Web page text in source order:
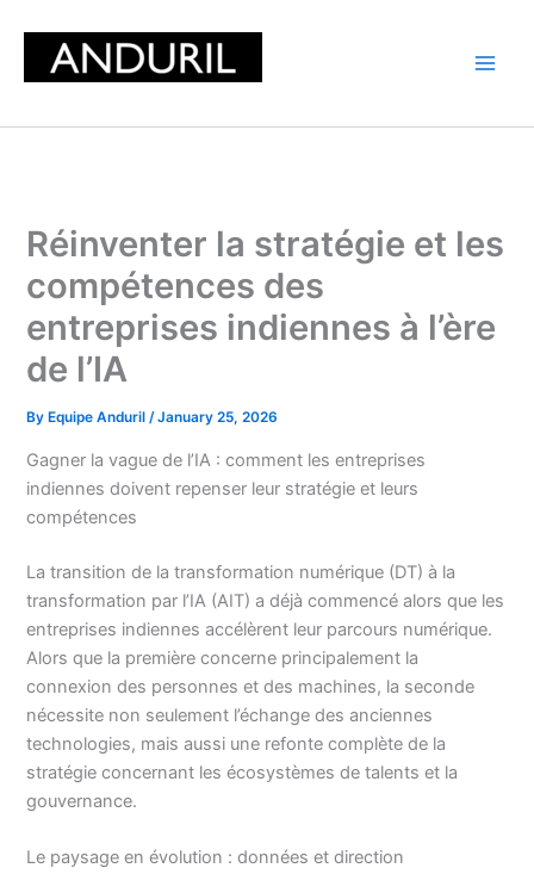
content
Réinventer la stratégie et les
compétences des
entreprises indiennes à l’ère
de l’IA
By Equipe Anduril/January 25, 2026
Gagner la vague de l’IA : comment les entreprises
indiennes doivent repenser leur stratégie et leurs
compétences
La transition de la transformation numérique (DT) à la
transformation par l’IA (AIT) a déjà commencé alors que les
entreprises indiennes accélèrent leur parcours numérique.
Alors que la première concerne principalement la
connexion des personnes et des machines, la seconde
nécessite non seulement l’échange des anciennes
technologies, mais aussi une refonte complète de la
stratégie concernant les écosystèmes de talents et la
gouvernance.
Le paysage en évolution : données et direction